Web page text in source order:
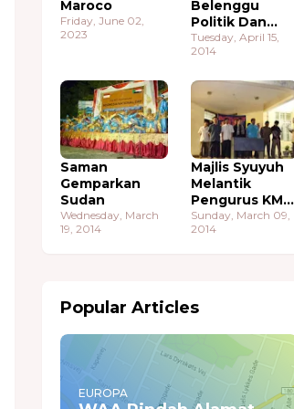
Maroco
Friday, June 02,
2023
Belenggu
Politik Dan
Ekonomi
Tuesday, April 15,
2014
Saman
Gemparkan
Sudan
Wednesday, March
19, 2014
Majlis Syuyuh
Melantik
Pengurus KMA
Sudan
Sunday, March 09,
2014
Popular Articles
EUROPA